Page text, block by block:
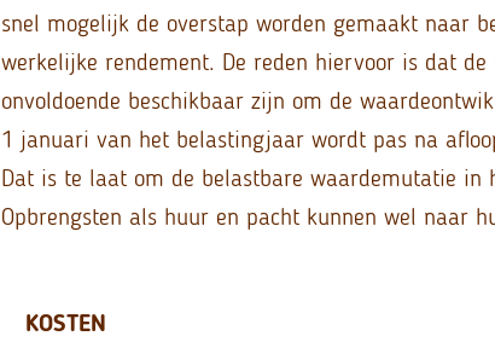
snel mogelijk de overstap worden gemaakt naar
werkelijke rendement. De reden hiervoor is dat de
onvoldoende beschikbaar zijn om de
1 januari van het belastingjaar wordt pas na
Dat is te laat om de belastbare waardemutatie in
Opbrengsten als huur en pacht kunnen wel naar
KOSTEN